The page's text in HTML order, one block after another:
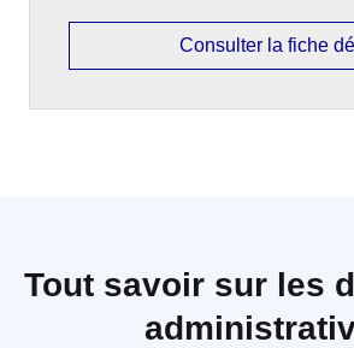
Consulter la fiche
Tout savoir sur les